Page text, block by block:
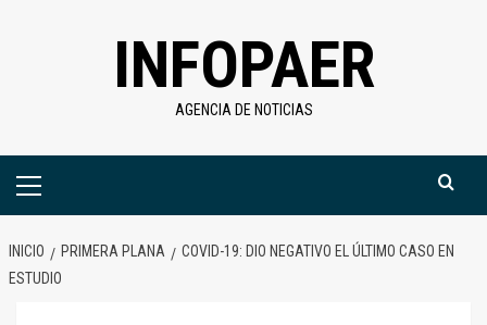
INFOPAER
AGENCIA DE NOTICIAS
Menú
INICIO PRIMERA PLANA
COVID-19: DIO NEGATIVO EL ÚLTIMO CASO EN
ESTUDIO